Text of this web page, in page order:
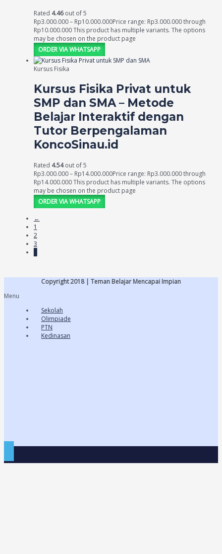
Rated 4.46out of 5
Rp3.000.000– Rp10.000.000Price range: Rp3.000.000 through
Rp10.000.000This product has multiple variants. The options
may be chosen on the product page
ORDER VIA WHATSAPP
Kursus Fisika
Kursus Fisika Privat untuk
SMP dan SMA – Metode
Belajar Interaktif dengan
Tutor Berpengalaman
KoncoSinau.id
Rated 4.54out of 5
Rp3.000.000– Rp14.000.000Price range: Rp3.000.000 through
Rp14.000.000This product has multiple variants. The options
may be chosen on the product page
ORDER VIA WHATSAPP
←
1
2
3
Copyright 2018 | Teman Belajar Mencapai Impian
Menu
Sekolah
Olimpiade
PTN
Kedinasan